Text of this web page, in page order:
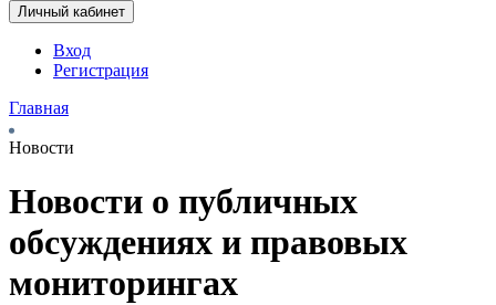
Личный кабинет
Вход
Регистрация
Главная
Новости
Новости о публичных
обсуждениях и правовых
мониторингах